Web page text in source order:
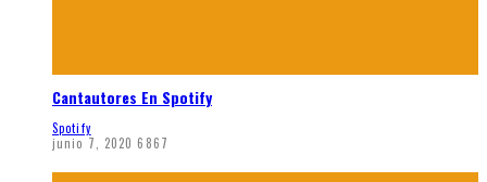
Cantautores En Spotify
Spotify
junio 7, 2020 6867